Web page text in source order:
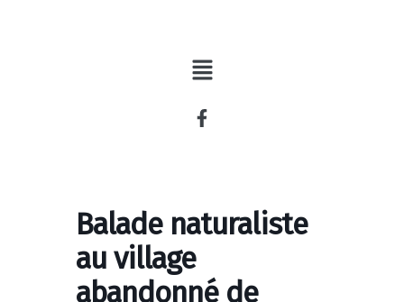
Balade naturaliste
au village
abandonné de